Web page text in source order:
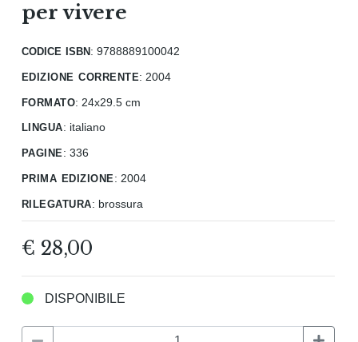
per vivere
codice isbn: 9788889100042
edizione corrente: 2004
formato: 24x29.5 cm
lingua: italiano
pagine: 336
prima edizione: 2004
rilegatura: brossura
€ 28,00
DISPONIBILE